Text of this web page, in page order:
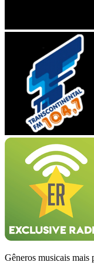
Gêneros musicais mais